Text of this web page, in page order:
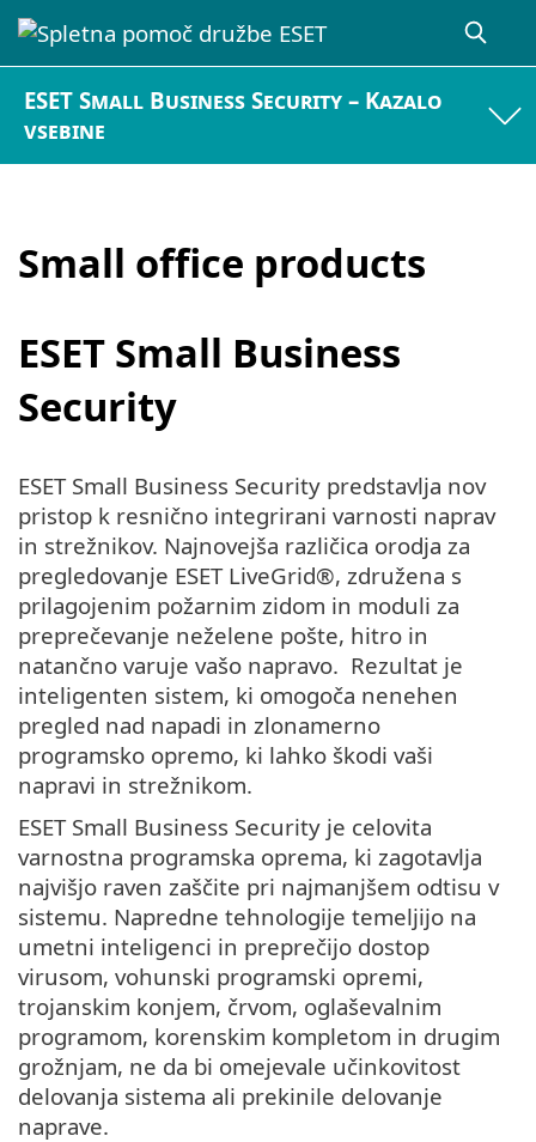
ESET Small Business Security – Kazalo
vsebine
Small office products
ESET Small Business
Security
ESET Small Business Security predstavlja nov
pristop k resnično integrirani varnosti naprav
in strežnikov. Najnovejša različica orodja za
pregledovanje ESET LiveGrid®, združena s
prilagojenim požarnim zidom in moduli za
preprečevanje neželene pošte, hitro in
natančno varuje vašo napravo. Rezultat je
inteligenten sistem, ki omogoča nenehen
pregled nad napadi in zlonamerno
programsko opremo, ki lahko škodi vaši
napravi in strežnikom.
ESET Small Business Security je celovita
varnostna programska oprema, ki zagotavlja
najvišjo raven zaščite pri najmanjšem odtisu v
sistemu. Napredne tehnologije temeljijo na
umetni inteligenci in preprečijo dostop
virusom, vohunski programski opremi,
trojanskim konjem, črvom, oglaševalnim
programom, korenskim kompletom in drugim
grožnjam, ne da bi omejevale učinkovitost
delovanja sistema ali prekinile delovanje
naprave.